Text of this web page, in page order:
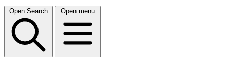
Open Search Open menu